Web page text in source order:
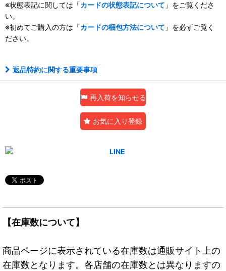
※状態表記に関しては「カードの状態表記について 」をご覧くださ
い。
※初めてご購入の方は「カードの梱包方法について 」を必ずご覧く
ださい。
返品特約に関する重要事項
再入荷を知らせる
お気に入り登録
【在庫数について】
商品ページに表示されている在庫数は通販サイト上の
在庫数となります。各店舗の在庫数とは異なりますの